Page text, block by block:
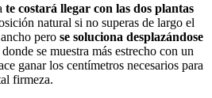
te costará llegar con las dos plantas
natural si no superas de largo el
pero se soluciona desplazándose
donde se muestra más estrecho con un
ganar los centímetros necesarios para
firmeza.